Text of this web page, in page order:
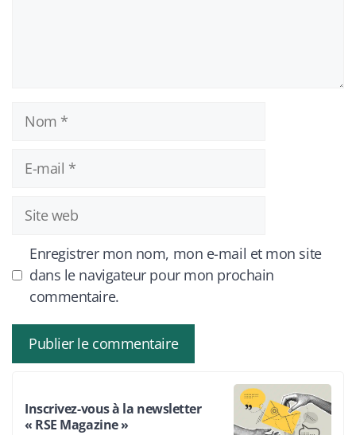
Nom
mail
Site
web
Enregistrer mon nom, mon e-mail et mon site
dans le navigateur pour mon prochain
commentaire.
Inscrivez-vous à la newsletter
« RSE Magazine »